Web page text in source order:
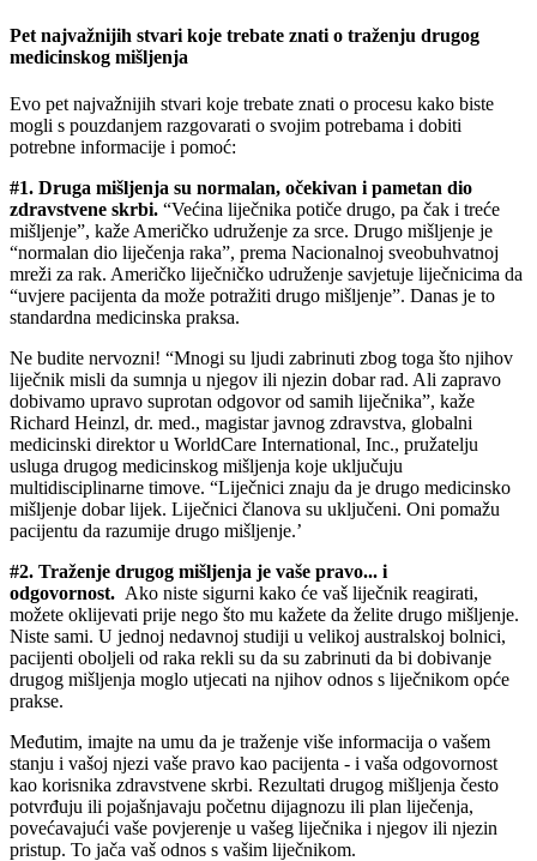
Pet najvažnijih stvari koje trebate znati o traženju drugog
medicinskog mišljenja
Evo pet najvažnijih stvari koje trebate znati o procesu kako biste
mogli s pouzdanjem razgovarati o svojim potrebama i dobiti
potrebne informacije i pomoć:
#1. Druga mišljenja su normalan, očekivan i pametan dio
zdravstvene skrbi. “Većina liječnika potiče drugo, pa čak i treće
mišljenje”, kaže Američko udruženje za srce. Drugo mišljenje je
“normalan dio liječenja raka”, prema Nacionalnoj sveobuhvatnoj
mreži za rak. Američko liječničko udruženje savjetuje liječnicima da
“uvjere pacijenta da može potražiti drugo mišljenje”. Danas je to
standardna medicinska praksa.
Ne budite nervozni! “Mnogi su ljudi zabrinuti zbog toga što njihov
liječnik misli da sumnja u njegov ili njezin dobar rad. Ali zapravo
dobivamo upravo suprotan odgovor od samih liječnika”, kaže
Richard Heinzl, dr. med., magistar javnog zdravstva, globalni
medicinski direktor u WorldCare International, Inc., pružatelju
usluga drugog medicinskog mišljenja koje uključuju
multidisciplinarne timove. “Liječnici znaju da je drugo medicinsko
mišljenje dobar lijek. Liječnici članova su uključeni. Oni pomažu
pacijentu da razumije drugo mišljenje.’
#2. Traženje drugog mišljenja je vaše pravo... i
odgovornost. Ako niste sigurni kako će vaš liječnik reagirati,
možete oklijevati prije nego što mu kažete da želite drugo mišljenje.
Niste sami. U jednoj nedavnoj studiji u velikoj australskoj bolnici,
pacijenti oboljeli od raka rekli su da su zabrinuti da bi dobivanje
drugog mišljenja moglo utjecati na njihov odnos s liječnikom opće
prakse.
Međutim, imajte na umu da je traženje više informacija o vašem
stanju i vašoj njezi vaše pravo kao pacijenta - i vaša odgovornost
kao korisnika zdravstvene skrbi. Rezultati drugog mišljenja često
potvrđuju ili pojašnjavaju početnu dijagnozu ili plan liječenja,
povećavajući vaše povjerenje u vašeg liječnika i njegov ili njezin
pristup. To jača vaš odnos s vašim liječnikom.